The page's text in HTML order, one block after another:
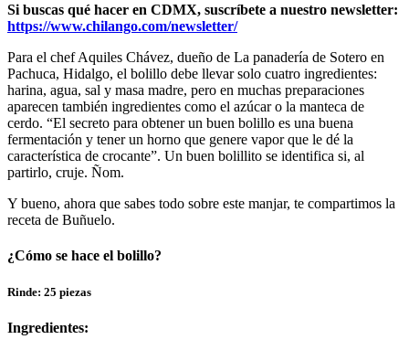
Si buscas qué hacer en CDMX, suscríbete a nuestro newsletter:
https://www.chilango.com/newsletter/
Para el chef Aquiles Chávez, dueño de La panadería de Sotero en
Pachuca, Hidalgo, el bolillo debe llevar solo cuatro ingredientes:
harina, agua, sal y masa madre, pero en muchas preparaciones
aparecen también ingredientes como el azúcar o la manteca de
cerdo. “El secreto para obtener un buen bolillo es una buena
fermentación y tener un horno que genere vapor que le dé la
característica de crocante”. Un buen bolillito se identifica si, al
partirlo, cruje. Ñom.
Y bueno, ahora que sabes todo sobre este manjar, te compartimos la
receta de Buñuelo.
¿Cómo se hace el bolillo?
Rinde: 25 piezas
Ingredientes: